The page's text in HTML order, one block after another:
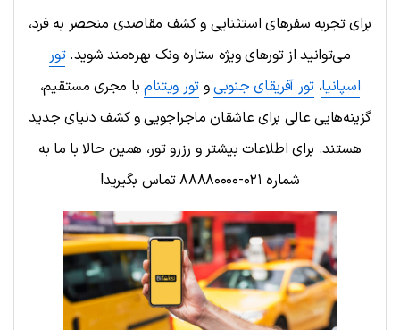
برای تجربه سفرهای استثنایی و کشف مقاصدی منحصر به فرد،
می‌توانید از تورهای ویژه ستاره ونک بهره‌مند شوید.تور
اسپانیا،تور آفریقای جنوبیوتور ویتنام با مجری مستقیم،
گزینه‌هایی عالی برای عاشقان ماجراجویی و کشف دنیای جدید
هستند. برای اطلاعات بیشتر و رزرو تور، همین حالا با ما به
شماره ۰۲۱-۸۸۸۸۰۰۰۰ تماس بگیرید!